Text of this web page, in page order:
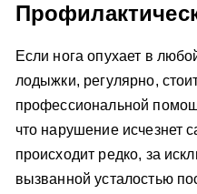
Если нога опухает в
лодыжки, регулярно,
профессиональной
что нарушение исчезнет
происходит редко, за
вызванной усталостью